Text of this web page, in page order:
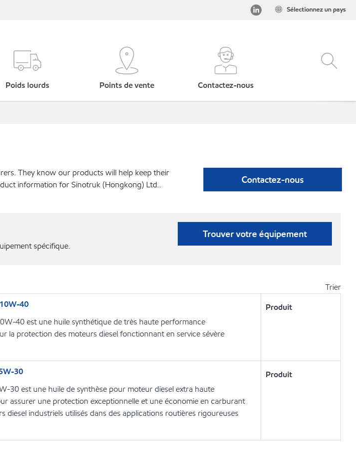
Sélectionnez un pays
Poids lourds Points de vente Contactez-nous
They know our products will help keep their
information for Sinotruk (Hongkong) Ltd..
Contactez-nous
spécifique.
Trouver votre équipement
Trier
40
40 est une huile synthétique de très haute performance
la protection des moteurs diesel fonctionnant en service sévère
Produit
30
30 est une huile de synthèse pour moteur diesel extra haute
assurer une protection exceptionnelle et une économie en carburant
diesel industriels utilisés dans des applications routières rigoureuses
Produit